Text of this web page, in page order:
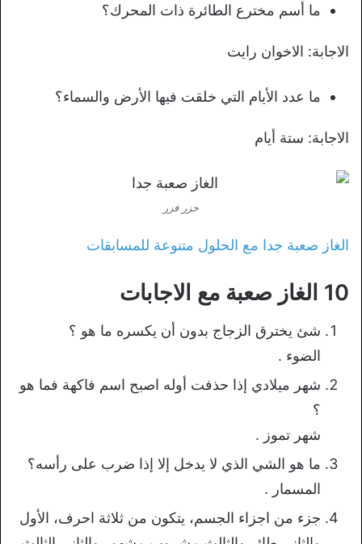
ما أسم مخترع الطائرة ذات المحرك؟
الاجابة: الاخوان رايت
ما عدد الأيام التي خلقت فيها الأرض والسماء؟
الاجابة: ستة أيام
حزر فزر
الغاز صعبة جدا مع الحلول متنوعة للمسابقات
10 الغاز صعبة مع الاجابات
شئ يخترق الزجاج بدون أن يكسره ما هو ؟
الضوء .
شهر ميلادي إذا حذفت أوله اصبح اسم فاكهة فما هو
؟
شهر تموز .
ما هو الشي الذي لا يدخل إلا إذا ضرب على رأسه؟
المسمار .
جزء من اجزاء الجسم، يتكون من ثلاثة احرف، الأول